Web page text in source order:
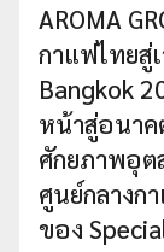
AROMA
กาแฟไทยสู่
Bangkok
หน้าสู่อนาค
ศักยภาพอุต
ศูนย์กลางก
ของ